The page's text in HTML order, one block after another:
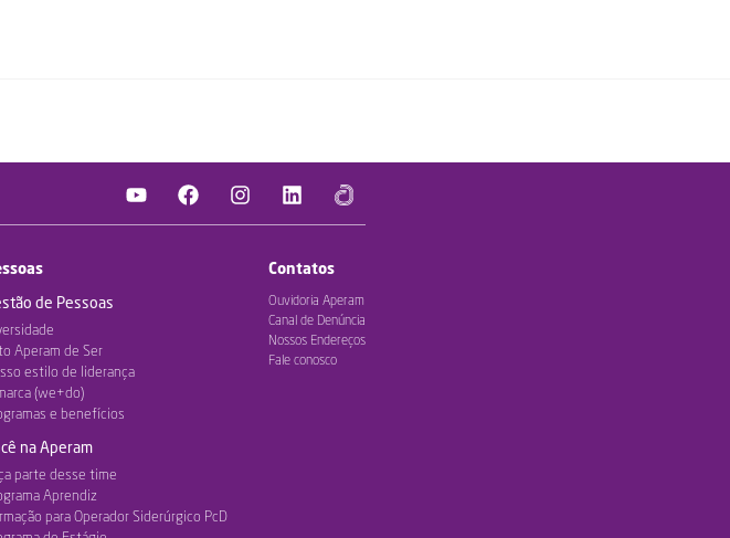
de Pessoas
Aperam de Ser
estilo de liderança
(we+do)
e benefícios
na Aperam
parte desse time
Aprendiz
para Operador Siderúrgico PcD
Contatos
Ouvidoria Aperam
Canal de Denúncia
Nossos Endereços
Fale conosco